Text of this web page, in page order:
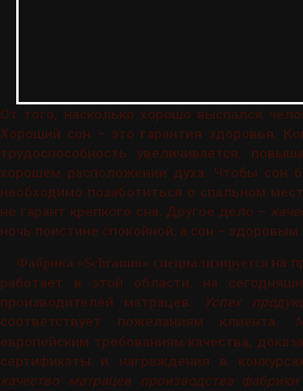
От того, насколько хорошо выспался
Хороший сон – это гарантия здоровья.
трудоспособность увеличивается,
хорошем расположении духа. Чтобы сон
необходимо позаботиться о спальном
не гарант крепкого сна. Другое дело –
ночь поистине спокойной, а сон – здоровым.
Фабрика «Schramm» специализируется на
работает в этой области, на
производителей матрацев. Успех
соответствует пожеланиям клиента.
европейским требованиям качества,
сертификаты и награждения в
качество матрацев производства фабрики